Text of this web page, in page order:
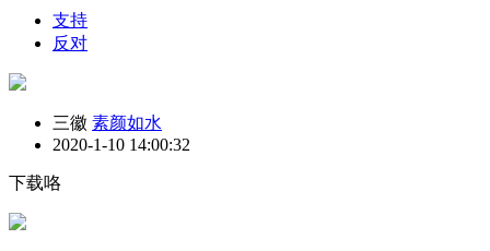
支持
反对
三徽 素颜如水
2020-1-10 14:00:32
下载咯